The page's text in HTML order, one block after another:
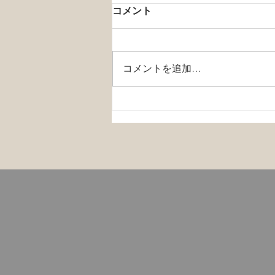
ウイルス（COVID-19）
コメント
コメントを追加…